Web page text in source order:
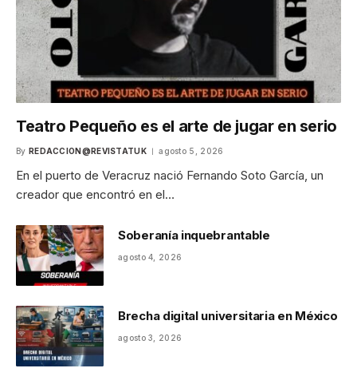
Teatro Pequeño es el arte de jugar en serio
By REDACCION@REVISTATUK agosto 5, 2026
En el puerto de Veracruz nació Fernando Soto García, un
creador que encontró en el…
Soberanía inquebrantable
agosto 4, 2026
Brecha digital universitaria en México
agosto 3, 2026